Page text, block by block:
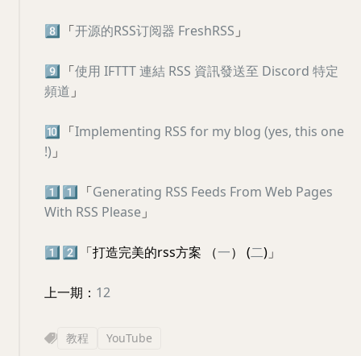
8️⃣ 「开源的RSS订阅器 FreshRSS 」
9️⃣ 「使用 IFTTT 連結 RSS 資訊發送至 Discord 特定
頻道 」
🔟 「Implementing RSS for my blog (yes, this one
!) 」
1️⃣1️⃣ 「Generating RSS Feeds From Web Pages
With RSS Please 」
1️⃣2️⃣ 「打造完美的rss方案 （一） (二)」
上一期： 12
教程 YouTube